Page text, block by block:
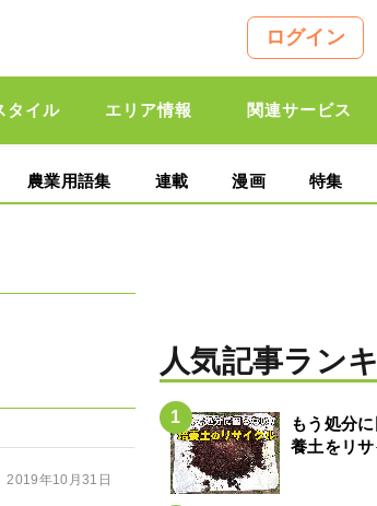
ログイン
タイル エリア情報 関連サービス
農業用語集 連載 漫画 特集
2019年10月31日
人気記事ラン
もう処分
養土をリ